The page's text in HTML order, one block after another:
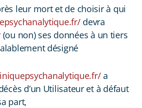
leur mort et de choisir à qui
devra
non) ses données à un tiers
désigné
a
d’un Utilisateur et à défaut
part,